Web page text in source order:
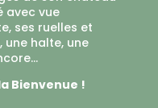
avec vue
ses ruelles et
halte, une
Bienvenue !